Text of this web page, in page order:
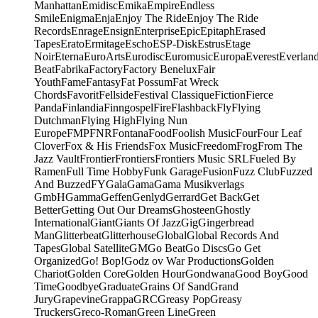
ManhattanEmidiscEmikaEmpireEndless
SmileEnigmaEnjaEnjoy The RideEnjoy The Ride
RecordsEnrageEnsignEnterpriseEpicEpitaphErased
TapesEratoErmitageEschoESP-DiskEstrusEtage
NoirEternaEuroArtsEurodiscEuromusicEuropaEverest
BeatFabrikaFactoryFactory BeneluxFair
YouthFameFantasyFat PossumFat Wreck
ChordsFavoritFellsideFestival ClassiqueFictionFierce
PandaFinlandiaFinngospelFireFlashbackFlyFlying
DutchmanFlying HighFlying Nun
EuropeFMPFNRFontanaFoodFoolish MusicFourFour Leaf
CloverFox & His FriendsFox MusicFreedomFrogFrom The
Jazz VaultFrontierFrontiersFrontiers Music SRLFueled By
RamenFull Time HobbyFunk GarageFusionFuzz ClubFuzzed
And BuzzedFYGalaGamaGama Musikverlags
GmbHGammaGeffenGenlydGerrardGet BackGet
BetterGetting Out Our DreamsGhosteenGhostly
InternationalGiantGiants Of JazzGigGingerbread
ManGlitterbeatGlitterhouseGlobalGlobal Records And
TapesGlobal SatelliteGMGo BeatGo DiscsGo Get
OrganizedGo! Bop!Godz ov War ProductionsGolden
ChariotGolden CoreGolden HourGondwanaGood BoyGood
TimeGoodbyeGraduateGrains Of SandGrand
JuryGrapevineGrappaGRCGreasy PopGreasy
TruckersGreco-RomanGreen LineGreen